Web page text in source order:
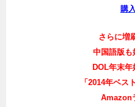
購
さらに増
中国語版も
DOL年末
「2014年ベス
Amazon